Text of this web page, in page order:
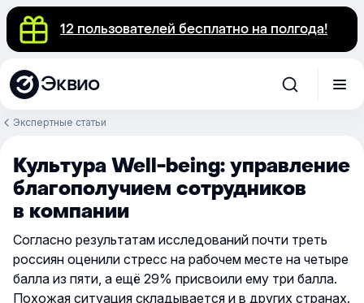
12 пользователей бесплатно на полгода!
Эквио
Экспертные статьи
Культура Well-being: управление
благополучием сотрудников
в компании
Согласно результатам исследований почти треть
россиян оценили стресс на рабочем месте на четыре
балла из пяти, а ещё 29% присвоили ему три балла.
Похожая ситуация складывается и в других странах.